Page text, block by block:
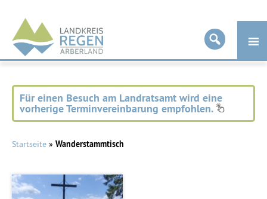
Landkreis
Regen
Für einen Besuch am Landratsamt wird eine
vorherige Terminvereinbarung empfohlen.
Startseite » Wanderstammtisch